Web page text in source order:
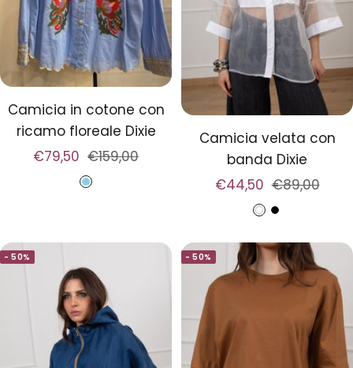
Camicia in cotone con
ricamo floreale Dixie
Prezzo
€79,50 Prezzo
regolare
€159,00
A
r
r
o
Camicia velata con
banda Dixie
Prezzo
€44,50 Prezzo
regolare
€89,00
B
i
a
N
e
r
o
- 50% - 50%